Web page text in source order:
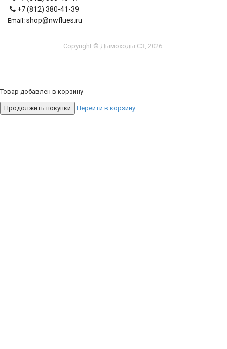
+7 (812) 380-41-39
Email: shop@nwflues.ru
Copyright © Дымоходы СЗ, 2026.
Товар добавлен в корзину
Продолжить покупки Перейти в корзину